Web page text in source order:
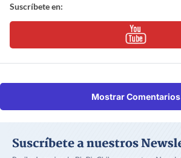
Suscríbete en:
Mostrar Comentarios